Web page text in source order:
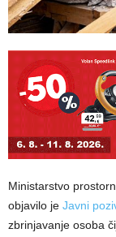
Ministarstvo
objavilo je Javni
zbrinjavanje osoba